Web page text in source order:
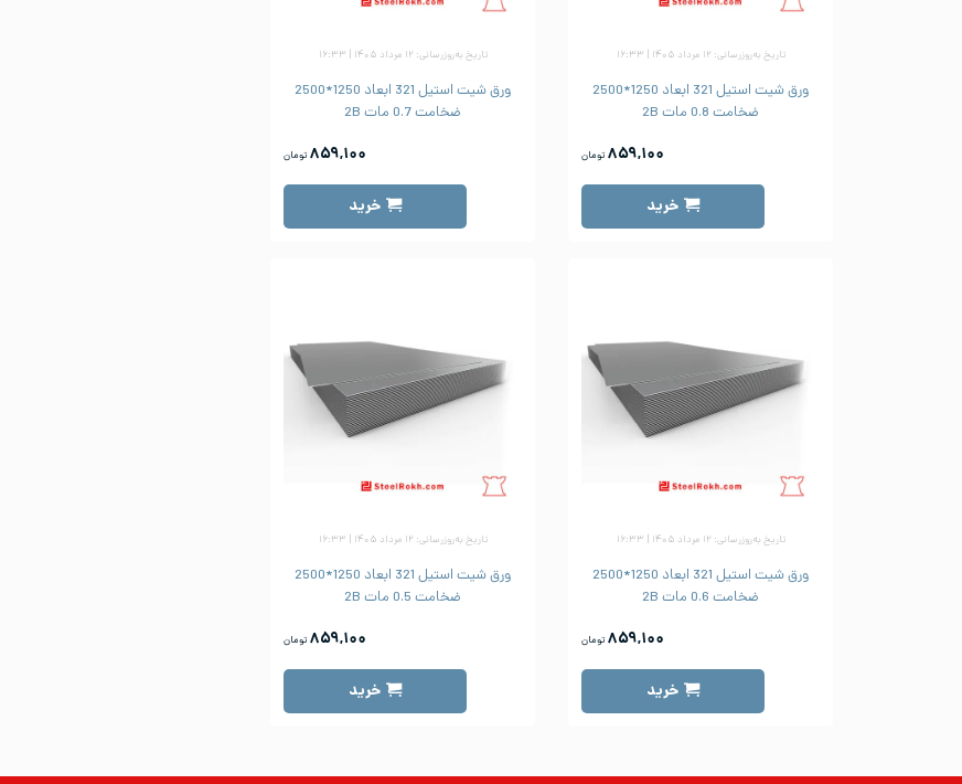
تاریخ به‌روزرسانی: ۱۲ مرداد ۱۴۰۵ | ۱۶:۳۳
ورق شیت استیل 321 ابعاد 1250*2500
ضخامت 0.8 مات 2B
۸۵۹,۱۰۰ تومان
خرید
تاریخ به‌روزرسانی: ۱۲ مرداد ۱۴۰۵ | ۱۶:۳۳
ورق شیت استیل 321 ابعاد 1250*2500
ضخامت 0.7 مات 2B
۸۵۹,۱۰۰ تومان
خرید
تاریخ به‌روزرسانی: ۱۲ مرداد ۱۴۰۵ | ۱۶:۳۳
ورق شیت استیل 321 ابعاد 1250*2500
ضخامت 0.6 مات 2B
۸۵۹,۱۰۰ تومان
خرید
تاریخ به‌روزرسانی: ۱۲ مرداد ۱۴۰۵ | ۱۶:۳۳
ورق شیت استیل 321 ابعاد 1250*2500
ضخامت 0.5 مات 2B
۸۵۹,۱۰۰ تومان
خرید